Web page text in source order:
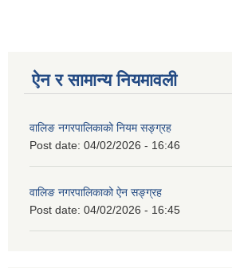
ऐन र सामान्य नियमावली
वालिङ नगरपालिकाको नियम सङ्ग्रह
Post date: 04/02/2026 - 16:46
वालिङ नगरपालिकाको ऐन सङ्ग्रह
Post date: 04/02/2026 - 16:45